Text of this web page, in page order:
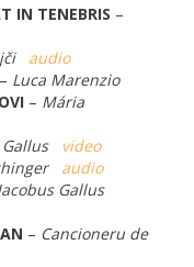
IN TENEBRIS –
audio
– Luca Marenzio
– Mária
Gallus
video
audio
Gallus
– Cancioneru de